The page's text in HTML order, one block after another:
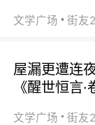
文学广场
屋漏更遭连
《醒世恒言
文学广场